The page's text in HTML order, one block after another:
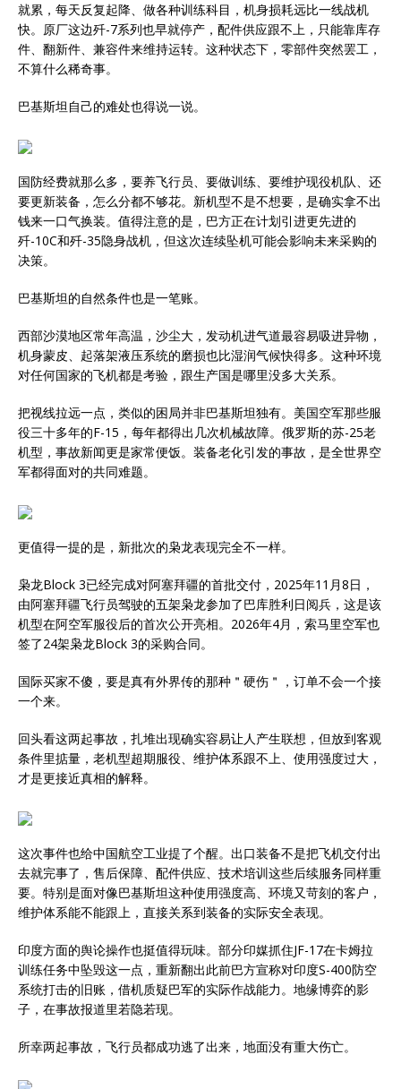
就累，每天反复起降、做各种训练科目，机身损耗远比一线战机
快。原厂这边歼-7系列也早就停产，配件供应跟不上，只能靠库存
件、翻新件、兼容件来维持运转。这种状态下，零部件突然罢工，
不算什么稀奇事。
巴基斯坦自己的难处也得说一说。
国防经费就那么多，要养飞行员、要做训练、要维护现役机队、还
要更新装备，怎么分都不够花。新机型不是不想要，是确实拿不出
钱来一口气换装。值得注意的是，巴方正在计划引进更先进的
歼-10C和歼-35隐身战机，但这次连续坠机可能会影响未来采购的
决策。
巴基斯坦的自然条件也是一笔账。
西部沙漠地区常年高温，沙尘大，发动机进气道最容易吸进异物，
机身蒙皮、起落架液压系统的磨损也比湿润气候快得多。这种环境
对任何国家的飞机都是考验，跟生产国是哪里没多大关系。
把视线拉远一点，类似的困局并非巴基斯坦独有。美国空军那些服
役三十多年的F-15，每年都得出几次机械故障。俄罗斯的苏-25老
机型，事故新闻更是家常便饭。装备老化引发的事故，是全世界空
军都得面对的共同难题。
更值得一提的是，新批次的枭龙表现完全不一样。
枭龙Block 3已经完成对阿塞拜疆的首批交付，2025年11月8日，
由阿塞拜疆飞行员驾驶的五架枭龙参加了巴库胜利日阅兵，这是该
机型在阿空军服役后的首次公开亮相。2026年4月，索马里空军也
签了24架枭龙Block 3的采购合同。
国际买家不傻，要是真有外界传的那种＂硬伤＂，订单不会一个接
一个来。
回头看这两起事故，扎堆出现确实容易让人产生联想，但放到客观
条件里掂量，老机型超期服役、维护体系跟不上、使用强度过大，
才是更接近真相的解释。
这次事件也给中国航空工业提了个醒。出口装备不是把飞机交付出
去就完事了，售后保障、配件供应、技术培训这些后续服务同样重
要。特别是面对像巴基斯坦这种使用强度高、环境又苛刻的客户，
维护体系能不能跟上，直接关系到装备的实际安全表现。
印度方面的舆论操作也挺值得玩味。部分印媒抓住JF-17在卡姆拉
训练任务中坠毁这一点，重新翻出此前巴方宣称对印度S-400防空
系统打击的旧账，借机质疑巴军的实际作战能力。地缘博弈的影
子，在事故报道里若隐若现。
所幸两起事故，飞行员都成功逃了出来，地面没有重大伤亡。